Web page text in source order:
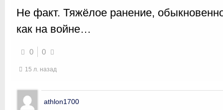
Не факт. Тяжёлое ранение,
как на войне…
0 0
15 л. назад
athlon1700